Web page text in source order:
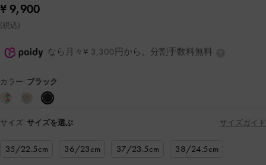
¥ 9,900
(税込)
なら月々¥ 3,300円から。分割手数料無料
カラー: ブラック
サイズ: サイズを選ぶ サイズガイド
35/22.5cm 36/23cm 37/23.5cm 38/24.5cm